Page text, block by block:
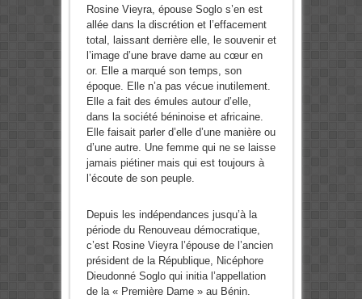
Rosine Vieyra, épouse Soglo s’en est
allée dans la discrétion et l’efface­ment
total, laissant derrière elle, le souvenir et
l’image d’une brave dame au cœur en
or. Elle a marqué son temps, son
époque. Elle n’a pas vécue inutilement.
Elle a fait des émules autour d’elle,
dans la société béninoise et africaine.
Elle faisait parler d’elle d’une manière ou
d’une autre. Une femme qui ne se laisse
jamais piétiner mais qui est toujours à
l’écoute de son peuple.
Depuis les indépendances jusqu’à la
période du Renouveau démocratique,
c’est Rosine Vieyra l’épouse de l’ancien
président de la République, Nicéphore
Dieudonné Soglo qui initia l’appellation
de la « Première Dame » au Bénin.